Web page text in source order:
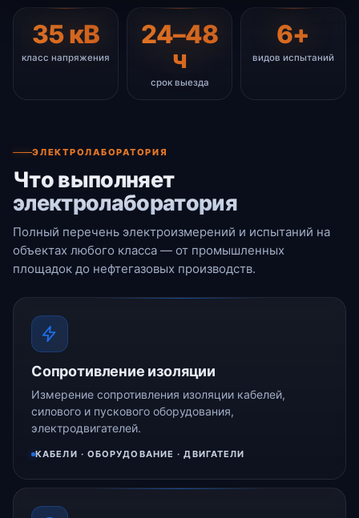
35 кВ
класс напряжения
24–48
ч
срок выезда
6+
видов испытаний
ЭЛЕКТРОЛАБОРАТОРИЯ
Что выполняет
электролаборатория
Полный перечень электроизмерений и испытаний на
объектах любого класса — от промышленных
площадок до нефтегазовых производств.
Сопротивление изоляции
Измерение сопротивления изоляции кабелей,
силового и пускового оборудования,
электродвигателей.
КАБЕЛИ · ОБОРУДОВАНИЕ · ДВИГАТЕЛИ